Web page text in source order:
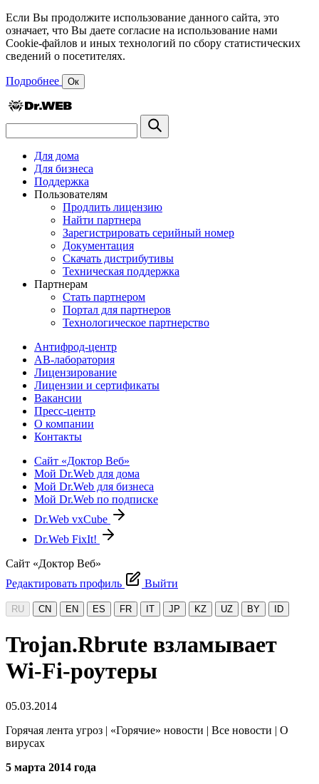
Если Вы продолжите использование данного сайта, это
означает, что Вы даете согласие на использование нами
Cookie-файлов и иных технологий по сбору статистических
сведений о посетителях.
Подробнее Ок
Для дома
Для бизнеса
Поддержка
Пользователям
Продлить лицензию
Найти партнера
Зарегистрировать серийный номер
Документация
Скачать дистрибутивы
Техническая поддержка
Партнерам
Стать партнером
Портал для партнеров
Технологическое партнерство
Антифрод-центр
АВ-лаборатория
Лицензирование
Лицензии и сертификаты
Вакансии
Пресс-центр
О компании
Контакты
Сайт «Доктор Веб»
Мой Dr.Web для дома
Мой Dr.Web для бизнеса
Мой Dr.Web по подписке
Dr.Web vxCube
Dr.Web FixIt!
Сайт «Доктор Веб»
Редактировать профиль
Выйти
RU CN EN ES FR IT JP KZ UZ BY ID
Trojan.Rbrute взламывает
Wi-Fi-роутеры
05.03.2014
Горячая лента угроз | «Горячие» новости | Все новости | О
вирусах
5 марта 2014 года